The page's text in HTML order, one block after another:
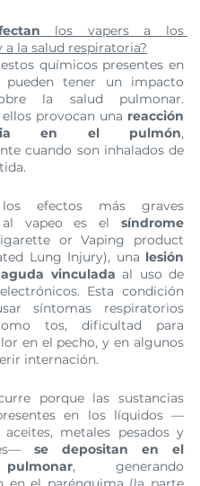
los vapers a los
a la salud respiratoria?
químicos presentes en
pueden tener un impacto
la salud pulmonar.
provocan una reacción
en el pulmón,
cuando son inhalados de
efectos más graves
al vapeo es el síndrome
or Vaping product
Lung Injury), una lesión
vinculada al uso de
Esta condición
síntomas respiratorios
tos, dificultad para
en el pecho, y en algunos
internación.
porque las sustancias
en los líquidos —
aceites, metales pesados y
se depositan en el
, generando